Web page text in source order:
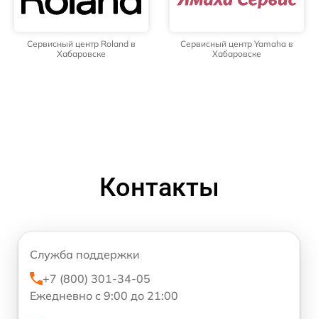
Сервисный центр Roland в
Хабаровске
Сервисный центр Yamaha в
Хабаровске
Контакты
Служба поддержки
+7 (800) 301-34-05
Ежедневно с 9:00 до 21:00